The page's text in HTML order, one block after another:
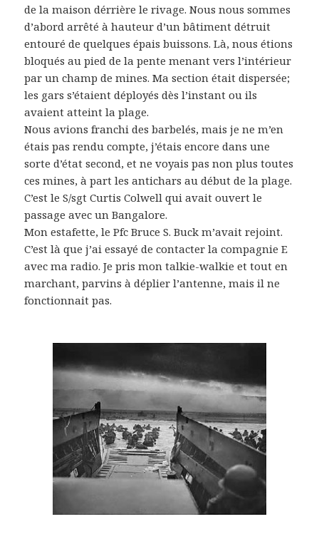
de la maison dérrière le rivage. Nous nous sommes
d’abord arrêté à hauteur d’un bâtiment détruit
entouré de quelques épais buissons. Là, nous étions
bloqués au pied de la pente menant vers l’intérieur
par un champ de mines. Ma section était dispersée;
les gars s’étaient déployés dès l’instant ou ils
avaient atteint la plage.
Nous avions franchi des barbelés, mais je ne m’en
étais pas rendu compte, j’étais encore dans une
sorte d’état second, et ne voyais pas non plus toutes
ces mines, à part les antichars au début de la plage.
C’est le S/sgt Curtis Colwell qui avait ouvert le
passage avec un Bangalore.
Mon estafette, le Pfc Bruce S. Buck m’avait rejoint.
C’est là que j’ai essayé de contacter la compagnie E
avec ma radio. Je pris mon talkie-walkie et tout en
marchant, parvins à déplier l’antenne, mais il ne
fonctionnait pas.